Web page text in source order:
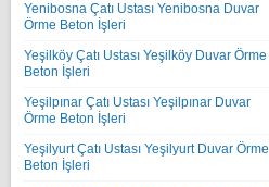
Yenibosna Çatı Ustası Yenibosna Duvar
Örme Beton İşleri
Yeşilköy Çatı Ustası Yeşilköy Duvar Örme
Beton İşleri
Yeşilpınar Çatı Ustası Yeşilpınar Duvar
Örme Beton İşleri
Yeşilyurt Çatı Ustası Yeşilyurt Duvar Örme
Beton İşleri